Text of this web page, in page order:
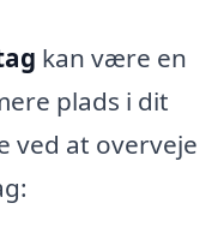
kan være en
plads i dit
ved at overveje